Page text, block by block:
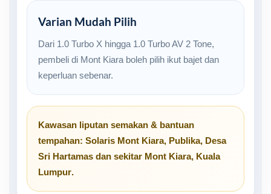
Varian Mudah Pilih
Dari 1.0 Turbo X hingga 1.0 Turbo AV 2 Tone,
pembeli di Mont Kiara boleh pilih ikut bajet dan
keperluan sebenar.
Kawasan liputan semakan & bantuan
tempahan: Solaris Mont Kiara, Publika, Desa
Sri Hartamas dan sekitar Mont Kiara, Kuala
Lumpur.